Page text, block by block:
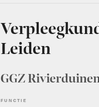
Leiden
GGZ
FUNCTIE